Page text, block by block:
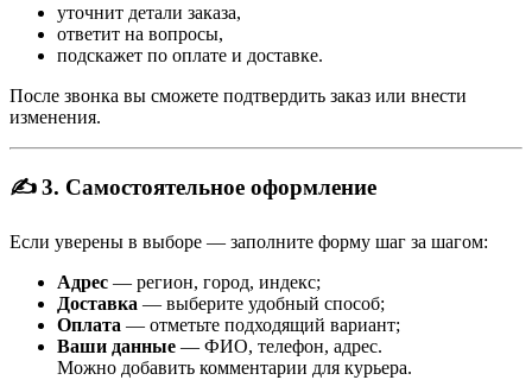
уточнит детали заказа,
ответит на вопросы,
подскажет по оплате и доставке.
После звонка вы сможете подтвердить заказ или внести
изменения.
✍️ 3. Самостоятельное оформление
Если уверены в выборе — заполните форму шаг за шагом:
Адрес — регион, город, индекс;
Доставка — выберите удобный способ;
Оплата — отметьте подходящий вариант;
Ваши данные — ФИО, телефон, адрес.
Можно добавить комментарии для курьера.